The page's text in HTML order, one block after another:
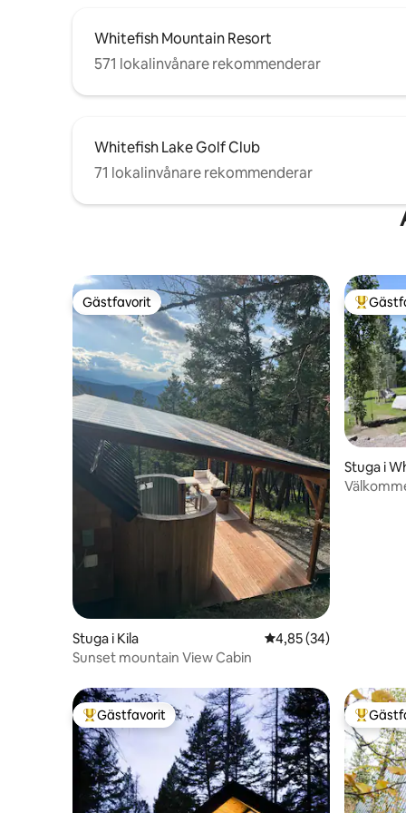
Whitefish Mountain Resort
571 lokalinvånare rekommenderar
Whitefish Lake Golf Club
71 lokalinvånare rekommenderar
Gästfavorit
Gästfavorit
Stuga i Kila 4,85 av 5 i
4,85 (34)
Sunset mountain View Cabin
Stuga i
Populär gästfavorit
Gästfavorit